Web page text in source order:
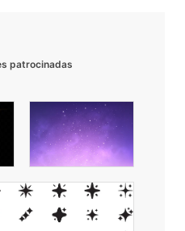
patrocinadas